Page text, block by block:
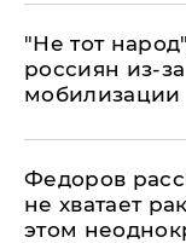
​"Не тот
россиян из-
мобилизации
Федоров
не хватает
этом